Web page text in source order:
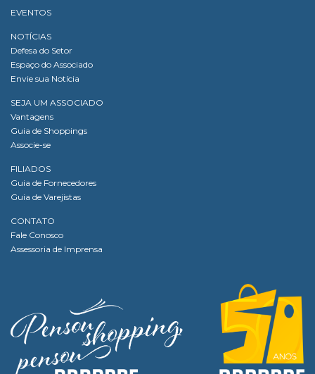
EVENTOS
NOTÍCIAS
Defesa do Setor
Espaço do Associado
Envie sua Notícia
SEJA UM ASSOCIADO
Vantagens
Guia de Shoppings
Associe-se
FILIADOS
Guia de Fornecedores
Guia de Varejistas
CONTATO
Fale Conosco
Assessoria de Imprensa